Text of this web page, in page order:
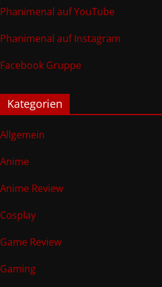
Phanimenal auf YouTube
Phanimenal auf Instagram
Facebook Gruppe
Kategorien
Allgemein
Anime
Anime Review
Cosplay
Game Review
Gaming